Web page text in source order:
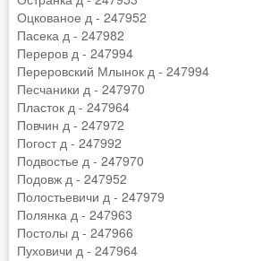
Оцкованое д - 247952
Пасека д - 247982
Переров д - 247994
Переровский Млынок д - 247994
Песчаники д - 247970
Пласток д - 247964
Повчин д - 247972
Погост д - 247992
Подвостье д - 247970
Подовж д - 247952
Полостьевичи д - 247979
Полянка д - 247963
Постолы д - 247966
Пуховичи д - 247964